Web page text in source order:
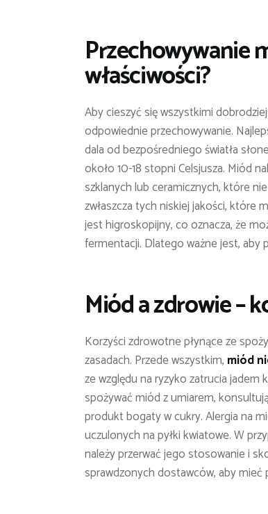
Przechowywanie
właściwości?
Aby cieszyć się wszystkimi
odpowiednie przechowywanie.
dala od bezpośredniego światła
około 10-18 stopni Celsjusza. Miód
szklanych lub ceramicznych, które
zwłaszcza tych niskiej jakości, które
jest higroskopijny, co oznacza, że
fermentacji. Dlatego ważne jest, aby
Miód a zdrowie –
Korzyści zdrowotne płynące ze
zasadach. Przede wszystkim, miód
ze względu na ryzyko zatrucia jadem
spożywać miód z umiarem,
produkt bogaty w cukry. Alergia na
uczulonych na pyłki kwiatowe. W
należy przerwać jego stosowanie i
sprawdzonych dostawców, aby